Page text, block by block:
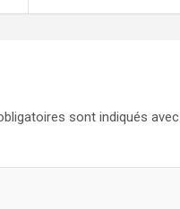
sont indiqués avec